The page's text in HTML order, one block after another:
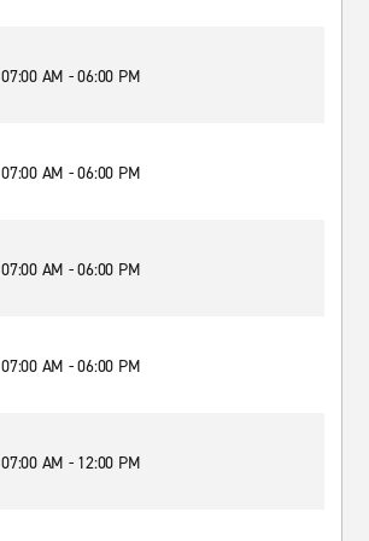
07:00 AM - 06:00 PM
07:00 AM - 06:00 PM
07:00 AM - 06:00 PM
07:00 AM - 06:00 PM
07:00 AM - 12:00 PM